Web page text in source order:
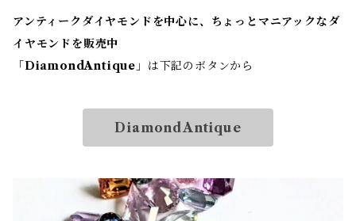
アンティークダイヤモンドを中心に、ちょっとマニアックなダ
イヤモンドを販売中
「 DiamondAntique 」は下記のボタンから
DiamondAntique